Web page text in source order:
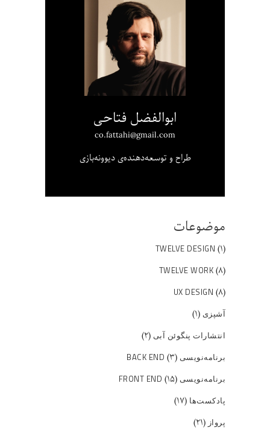
ابوالفضل فتاحی
co.fattahi@gmail.com
طراح و توسعه‌دهنده‌ی دیوونه‌بازی
موضوعات
TWELVE DESIGN (۱)
TWELVE WORK (۸)
UX DESIGN (۸)
آشپزی (۱)
انتشارات پنگوئن آبی (۲)
برنامه‌نویسی BACK END (۳)
برنامه‌نویسی FRONT END (۱۵)
پادکست‌ها (۱۷)
پرواز (۲۱)